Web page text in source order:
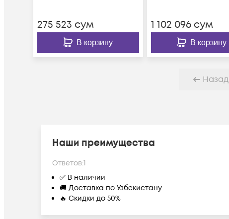
275 523 сум
В корзину
1 102 096сум
В корзину
Назад
Наши преимущества
Ответов:1
✅ В наличии
🚚 Доставка по Узбекистану
🔥 Скидки до 50%